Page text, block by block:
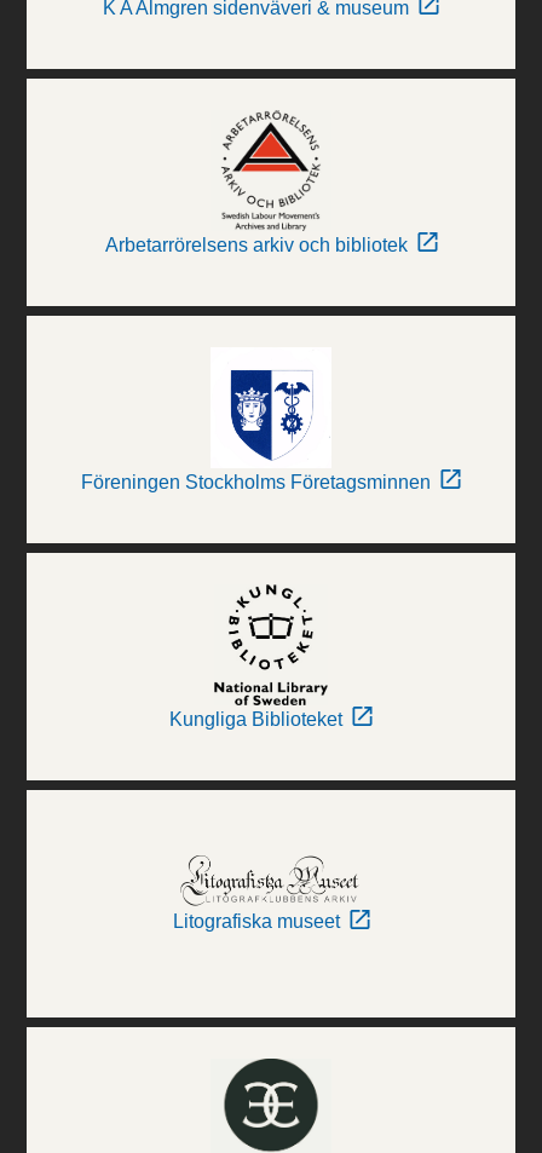
K A Almgren sidenväveri & museum
Arbetarrörelsens arkiv och bibliotek
Föreningen Stockholms Företagsminnen
Kungliga Biblioteket
Litografiska museet